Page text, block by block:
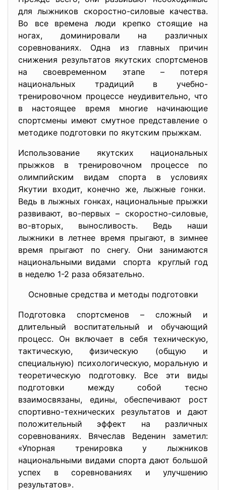
для лыжников скоростно-силовые качества.
Во все времена люди крепко стоящие на
ногах, доминировали на различных
соревнованиях. Одна из главных причин
снижения результатов якутских спортсменов
на своевременном этапе – потеря
национальных традиций в учебно-
тренировочном процессе неудивительно, что
в настоящее время многие начинающие
спортсмены имеют смутное представление о
методике подготовки по якутским прыжкам.
Использование якутских национальных
прыжков в тренировочном процессе по
олимпийским видам спорта в условиях
Якутии входит, конечно же, лыжные гонки.
Ведь в лыжных гонках, национальные прыжки
развивают, во-первых – скоростно-силовые,
во-вторых, выносливость. Ведь наши
лыжники в летнее время прыгают, в зимнее
время прыгают по снегу. Они занимаются
национальными видами спорта круглый год
в неделю 1-2 раза обязательно.
Основные средства и методы подготовки
Подготовка спортсменов – сложный и
длительный воспитательный и обучающий
процесс. Он включает в себя техническую,
тактическую, физическую (общую и
специальную) психологическую, моральную и
теоретическую подготовку. Все эти виды
подготовки между собой тесно
взаимосвязаны, едины, обеспечивают рост
спортивно-технических результатов и дают
положительный эффект на различных
соревнованиях. Вячеслав Веденин заметил:
«Упорная тренировка у лыжников
национальными видами спорта дают большой
успех в соревнованиях и улучшению
результатов».